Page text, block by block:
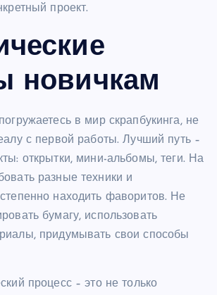
проект.
новичкам
в мир скрапбукинга, не
с первой работы. Лучший путь –
открытки, мини-альбомы, теги. На
разные техники и
находить фаворитов. Не
бумагу, использовать
придумывать свои способы
процесс – это не только